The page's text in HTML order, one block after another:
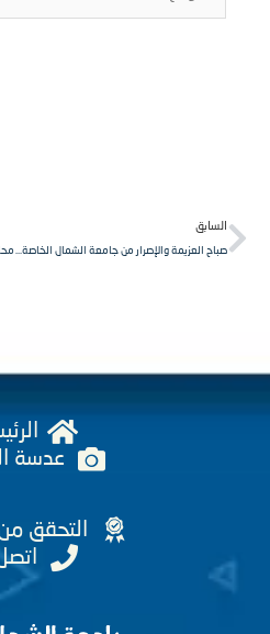
صباح العزيمة والإصرار من جامعة الشمال الخاصة – سوريا
الرئيسية
عدسة
التحقق من
اتصل بنا